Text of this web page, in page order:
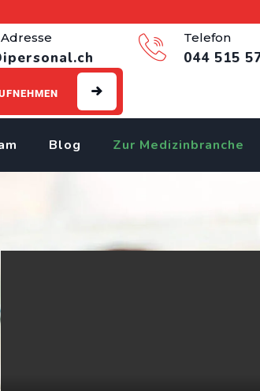
Telefon
044 515
Blog Zur Medizinbranche